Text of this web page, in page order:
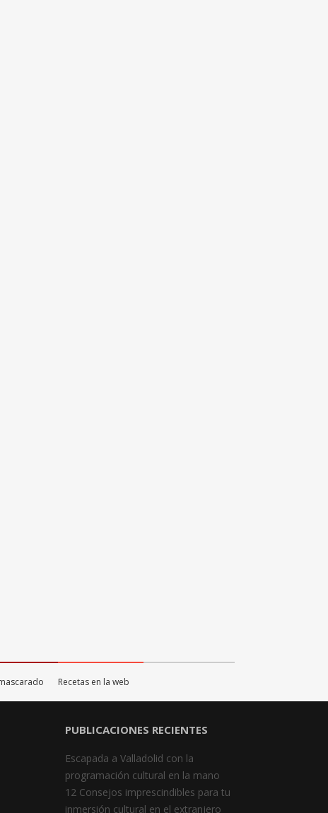
Recetas en la web
PUBLICACIONES RECIENTES
Escapada a Valladolid con la
programación cultural en la mano
12 Consejos imprescindibles para tu
inmersión cultural en el extranjero